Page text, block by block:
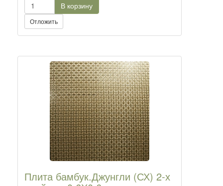
В корзину
Отложить
Плита бамбук.Джунгли (СХ) 2-х